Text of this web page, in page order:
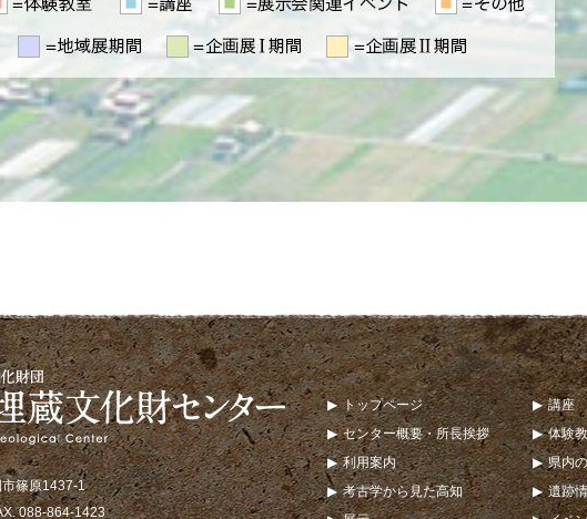
篠原1437-1
088-864-1423
トップページ
センター概要・所長挨拶
利用案内
考古学から見た高知
講座
体験
県内
遺跡